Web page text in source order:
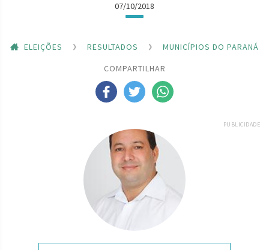
07/10/2018
ELEIÇÕES RESULTADOS
MUNICÍPIOS DO PARANÁ
COMPARTILHAR
PUBLICIDADE